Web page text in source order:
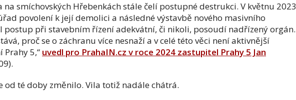
na smíchovských Hřebenkách stále čelí postupné destrukci. V květnu 2023
povolení k její demolici a následné výstavbě nového masivního
postup při stavebním řízení adekvátní, či nikoli, posoudí nadřízený orgán.
proč se o záchranu více nesnaží a v celé této věci není aktivnější
Prahy 5,“ uvedl pro PrahaIN.cz v roce 2024 zastupitel Prahy 5 Jan
od té doby změnilo. Vila totiž nadále chátrá.